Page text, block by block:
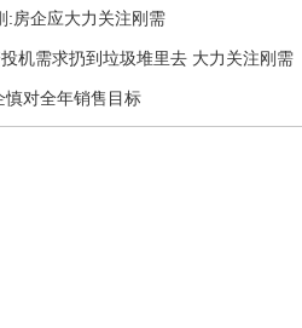
:房企应大力关注刚需
机需求扔到垃圾堆里去 大力关注刚需
对全年销售目标